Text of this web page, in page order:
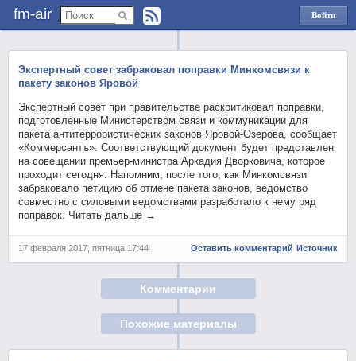
fm-air
Войти
через
Экспертный совет забраковал поправки Минкомсвязи к
пакету законов Яровой
Экспертный совет при правительстве раскритиковал поправки,
подготовленные Министерством связи и коммуникации для
пакета антитеррористических законов Яровой-Озерова, сообщает
«Коммерсантъ». Соответствующий документ будет представлен
на совещании премьер-министра Аркадия Дворковича, которое
проходит сегодня. Напомним, после того, как Минкомсвязи
забраковало петицию об отмене пакета законов, ведомство
совместно с силовыми ведомствами разработало к нему ряд
поправок. Читать дальше →
17 февраля 2017, пятница 17:44 Оставить комментарий Источник
Комментарии
Похожие материалы